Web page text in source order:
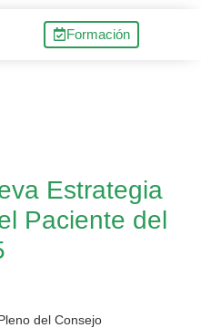
Formación
Estrategia
Paciente del
del Consejo